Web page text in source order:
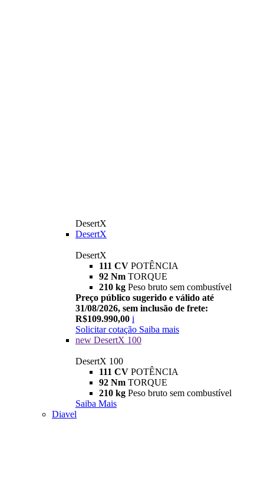
DesertX
DesertX
DesertX
111 CV POTÊNCIA
92 Nm TORQUE
210 kg Peso bruto sem combustível
Preço público sugerido e válido até
31/08/2026, sem inclusão de frete:
R$109.990,00 i
Solicitar cotação Saiba mais
new DesertX 100
DesertX 100
111 CV POTÊNCIA
92 Nm TORQUE
210 kg Peso bruto sem combustível
Saiba Mais
Diavel